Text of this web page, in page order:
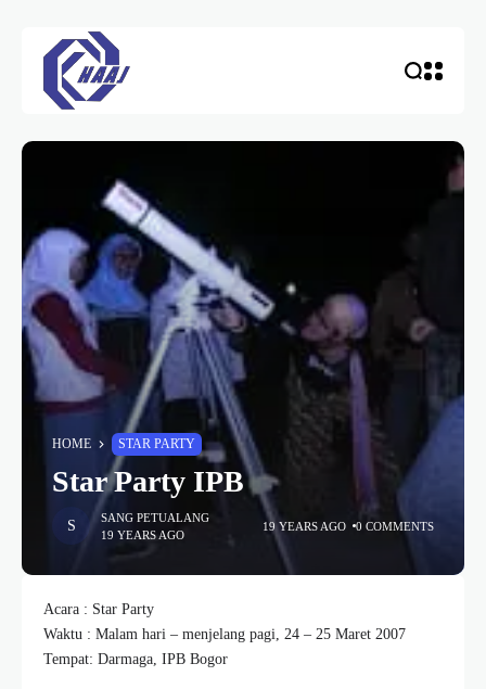
HOME STAR PARTY
Star Party IPB
SANG PETUALANG
19 YEARS AGO
19 YEARS AGO 0 COMMENTS
Acara : Star Party
Waktu : Malam hari – menjelang pagi, 24 – 25 Maret 2007
Tempat: Darmaga, IPB Bogor